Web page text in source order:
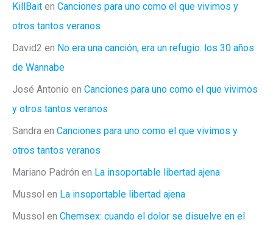
KillBait en Canciones para uno como el que vivimos y
otros tantos veranos
David2 en No era una canción, era un refugio: los 30 años
de Wannabe
José Antonio en Canciones para uno como el que vivimos
y otros tantos veranos
Sandra en Canciones para uno como el que vivimos y
otros tantos veranos
Mariano Padrón en La insoportable libertad ajena
Mussol en La insoportable libertad ajena
Mussol en Chemsex: cuando el dolor se disuelve en el